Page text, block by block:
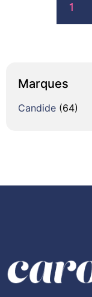
1
Marques
Candide (64)